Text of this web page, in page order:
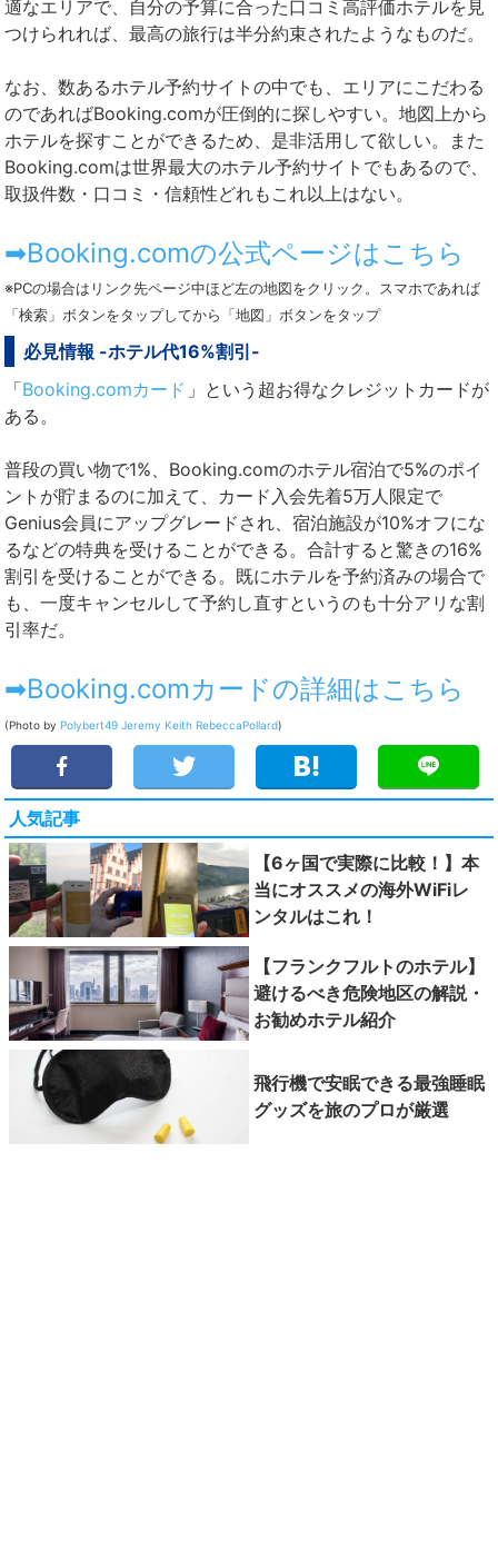
適なエリアで、自分の予算に合った口コミ高評価ホテルを見
つけられれば、最高の旅行は半分約束されたようなものだ。
なお、数あるホテル予約サイトの中でも、エリアにこだわる
のであればBooking.comが圧倒的に探しやすい。地図上から
ホテルを探すことができるため、是非活用して欲しい。また
Booking.comは世界最大のホテル予約サイトでもあるので、
取扱件数・口コミ・信頼性どれもこれ以上はない。
➡Booking.comの公式ページはこちら
※PCの場合はリンク先ページ中ほど左の地図をクリック。スマホであれば
「検索」ボタンをタップしてから「地図」ボタンをタップ
必見情報 -ホテル代16%割引-
「Booking.comカード 」という超お得なクレジットカードが
ある。
普段の買い物で1%、Booking.comのホテル宿泊で5%のポイ
ントが貯まるのに加えて、カード入会先着5万人限定で
Genius会員にアップグレードされ、宿泊施設が10%オフにな
るなどの特典を受けることができる。合計すると驚きの16%
割引を受けることができる。既にホテルを予約済みの場合で
も、一度キャンセルして予約し直すというのも十分アリな割
引率だ。
➡Booking.comカードの詳細はこちら
(Photo by Polybert49 Jeremy Keith RebeccaPollard)
人気記事
【6ヶ国で実際に比較！】本
当にオススメの海外WiFiレ
ンタルはこれ！
【フランクフルトのホテル】
避けるべき危険地区の解説・
お勧めホテル紹介
飛行機で安眠できる最強睡眠
グッズを旅のプロが厳選